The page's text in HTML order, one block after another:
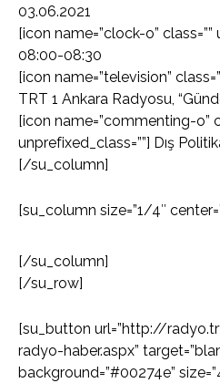
03.06.2021
[icon name=”clock-o” class=””
08:00-08:30
[icon name=”television”
TRT 1 Ankara Radyosu,
[icon name=”commenting-o”
unprefixed_class=””] Dış
[/su_column]
[su_column size=”1/4″
[/su_column]
[/su_row]
[su_button url=”http://
radyo-haber.aspx”
background=”#00274e”